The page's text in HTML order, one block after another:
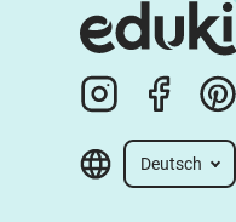
Deutsch